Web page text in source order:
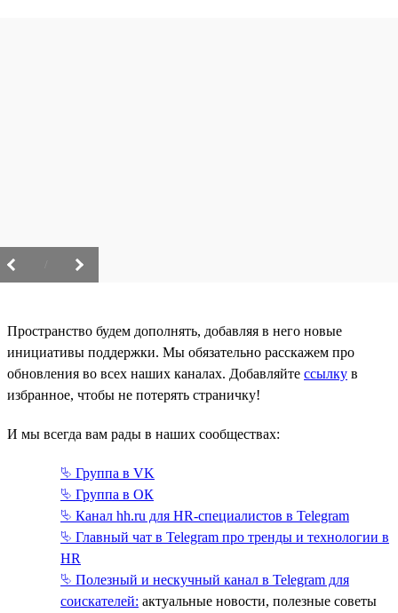
Пространство будем дополнять, добавляя в него новые
инициативы поддержки. Мы обязательно расскажем про
обновления во всех наших каналах. Добавляйте ссылку в
избранное, чтобы не потерять страничку!
И мы всегда вам рады в наших сообществах:
⮱ Группа в VK
⮱ Группа в ОК
⮱ Канал hh.ru для HR-специалистов в Telegram
⮱ Главный чат в Telegram про тренды и технологии в
HR
⮱ Полезный и нескучный канал в Telegram для
соискателей: актуальные новости, полезные советы